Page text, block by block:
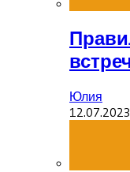
Юлия
12.07.2023